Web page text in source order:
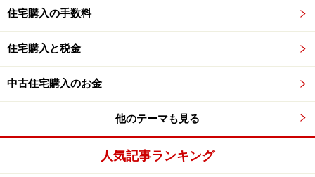
他のものについても同様の制限があります。物件を選ぶ
しょう。
■リフォーム
中古住宅を購入する場合、比較的新しい物件でも、クリ
ーニングを入れて、壁紙を張り替えるケースが少なくあ
傾向も見られます。まずは、購入と同時にどのようなリ
住宅購入の手数料
住宅購入と税金
中古住宅購入のお金
他のテーマも見る
人気記事ランキング